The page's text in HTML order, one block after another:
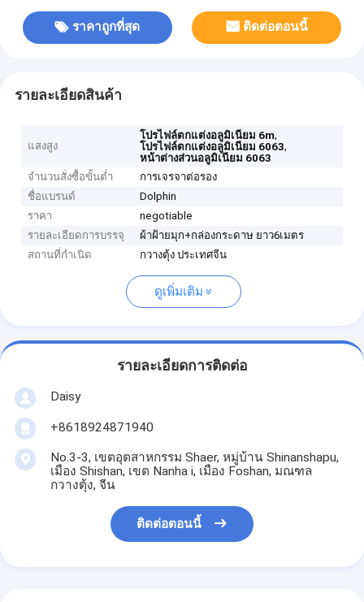
ราคาถูกที่สุด ติดต่อตอนนี้
รายละเอียดสินค้า
แสงสูง
โปรไฟล์ตกแต่งอลูมิเนียม 6m,
โปรไฟล์ตกแต่งอลูมิเนียม 6063,
หน้าต่างส่วนอลูมิเนียม 6063
จำนวนสั่งซื้อขั้นต่ำ
การเจรจาต่อรอง
ชื่อแบรนด์
Dolphin
ราคา
negotiable
รายละเอียดการบรรจุ
ผ้าฝ้ายมุก+กล่องกระดาษ ยาว6เมตร
สถานที่กำเนิด
กวางตุ้ง ประเทศจีน
ดูเพิ่มเติม
รายละเอียดการติดต่อ
Daisy
+8618924871940
No.3-3, เขตอุตสาหกรรม Shaer, หมู่บ้าน Shinanshapu,
เมือง Shishan, เขต Nanha i, เมือง Foshan, มณฑล
กวางตุ้ง, จีน
ติดต่อตอนนี้